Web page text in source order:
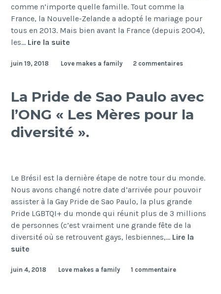
comme n’importe quelle famille. Tout comme la
France, la Nouvelle-Zelande a adopté le mariage pour
tous en 2013. Mais bien avant la France (depuis 2004),
les… Lire la suite
et
précieux
bébés
en
Nouvelle-
Zélande
juin 19, 2018 Love makes a family 2 commentaires
La Pride de Sao Paulo avec
l’ONG « Les Mères pour la
diversité ».
Le Brésil est la dernière étape de notre tour du monde.
Nous avons changé notre date d’arrivée pour pouvoir
assister à la Gay Pride de Sao Paulo, la plus grande
Pride LGBTQI+ du monde qui réunit plus de 3 millions
de personnes (c’est vraiment une grande fête de la
diversité où se retrouvent gays, lesbiennes,… Lire la
suite
de
juin 4, 2018 Love makes a family 1 commentaire